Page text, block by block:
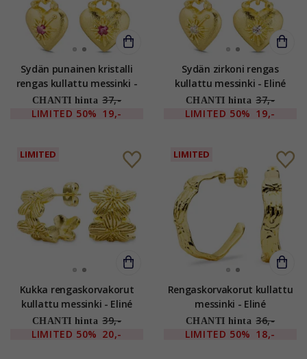
Sydän punainen kristalli
rengas kullattu messinki -
Eliné
CHANTI hinta 37,-
LIMITED 50% 19,-
Sydän zirkoni rengas
kullattu messinki - Eliné
CHANTI hinta 37,-
LIMITED 50% 19,-
LIMITED
Kukka rengaskorvakorut
kullattu messinki - Eliné
CHANTI hinta 39,-
LIMITED 50% 20,-
LIMITED
Rengaskorvakorut kullattu
messinki - Eliné
CHANTI hinta 36,-
LIMITED 50% 18,-